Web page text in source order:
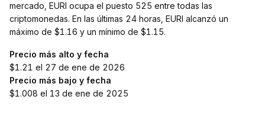
mercado, EURI ocupa el puesto 525 entre todas las
criptomonedas. En las últimas 24 horas, EURI alcanzó un
máximo de $1.16 y un mínimo de $1.15.
Precio más alto y fecha
$1.21 el 27 de ene de 2026
Precio más bajo y fecha
$1.008 el 13 de ene de 2025